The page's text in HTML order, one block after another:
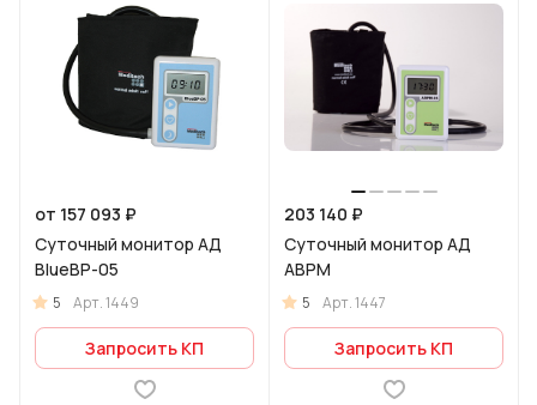
от 157 093 ₽
Суточный монитор АД
BlueBP-05
5 Арт.1449
Запросить КП
203 140 ₽
Суточный монитор АД
ABPM
5 Арт.1447
Запросить КП